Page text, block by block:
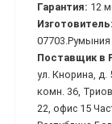
Гарантия: 12
Изготовитель:
07703.Румыния
Поставщик в
ул. Кнорина,
комн. 36,
22, офис 15